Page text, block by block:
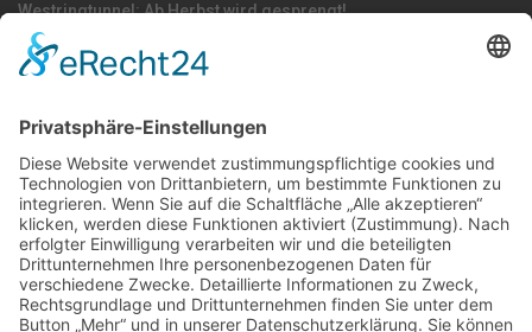
Westringtunnel: Ab Herbst wird gesprengt!
Volksgarten: Wels macht vor, woran Linz scheitert
Allgemein
Events
Freizeit
Galerie
Klima
Kultur
Linz
LINZAgschichten
Meinung
Politik
Sport
Unterwegs
VerQUERt I Satire
Wels